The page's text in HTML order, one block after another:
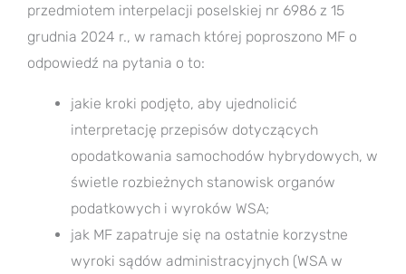
przedmiotem interpelacji poselskiej nr 6986 z 15
grudnia 2024 r., w ramach której poproszono MF o
odpowiedź na pytania o to:
jakie kroki podjęto, aby ujednolicić
interpretację przepisów dotyczących
opodatkowania samochodów hybrydowych, w
świetle rozbieżnych stanowisk organów
podatkowych i wyroków WSA;
jak MF zapatruje się na ostatnie korzystne
wyroki sądów administracyjnych (WSA w